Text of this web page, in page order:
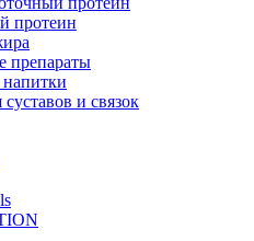
протеин
препараты
и связок